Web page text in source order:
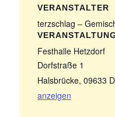
Festhalle Hetzdorf
Dorfstraße 1
Halsbrücke, 09633
anzeigen
VERANSTALTER
terzschlag –